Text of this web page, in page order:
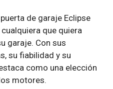
de garaje Eclipse
que quiera
garaje. Con sus
su fiabilidad y su
como una elección
motores.